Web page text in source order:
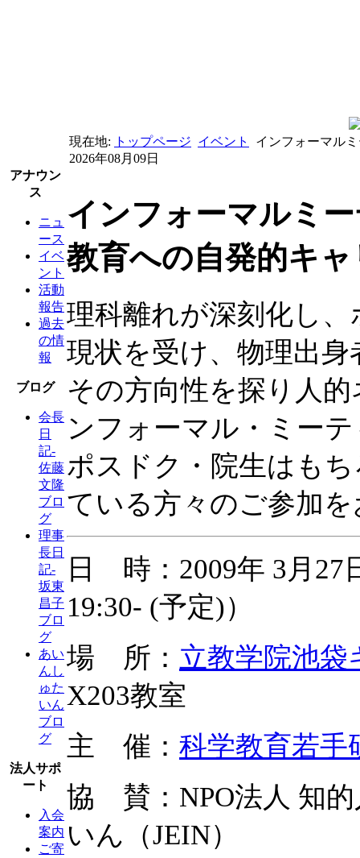
現在地: トップページ イベント
インフォーマル
2026年08月09日
アナウン
ス
ニュ
ース
イベ
ント
活動
報告
過去
の情
報
ブログ
会長
日
記-
佐藤
文隆
ブロ
グ
理事
長日
記-
坂東
昌子
ブロ
グ
あい
んし
ゅた
いん
ブロ
グ
法人サポ
ート
入会
案内
ご寄
インフォーマルミ
教育への自発的キ
理科離れが深刻化し
現状を受け、物理出
その方向性を探り人
ンフォーマル・ミー
ポスドク・院生はも
ている方々のご参加
日 時：2009年 3月27
19:30- (予定)）
場 所： 立教学院池袋
X203教室
主 催： 科学教育若手
協 賛：NPO法人 知
いん（JEIN）